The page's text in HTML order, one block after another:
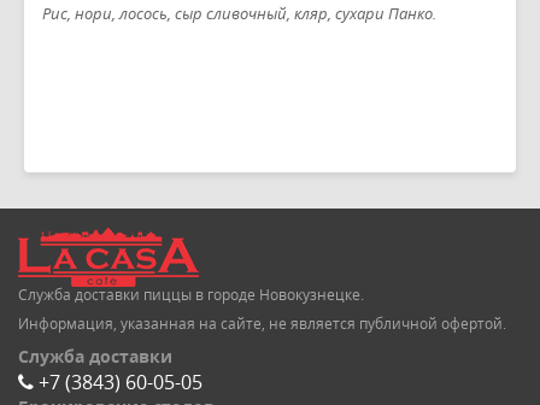
Рис, нори, лосось, сыр сливочный, кляр, сухари Панко.
Служба доставки пиццы в городе Новокузнецке.
Информация, указанная на сайте, не является публичной офертой.
Служба доставки
+7 (3843) 60-05-05